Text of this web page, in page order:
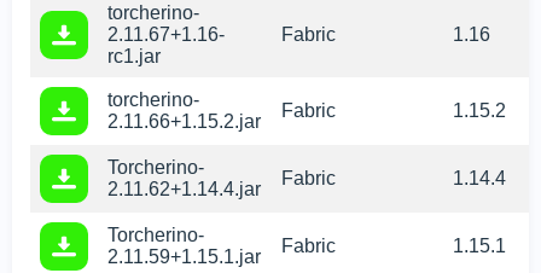
torcherino-
2.11.67+1.16-
rc1.jar
Fabric 1.16
torcherino-
2.11.66+1.15.2.jar
Fabric 1.15.2
Torcherino-
2.11.62+1.14.4.jar
Fabric 1.14.4
Torcherino-
2.11.59+1.15.1.jar
Fabric 1.15.1